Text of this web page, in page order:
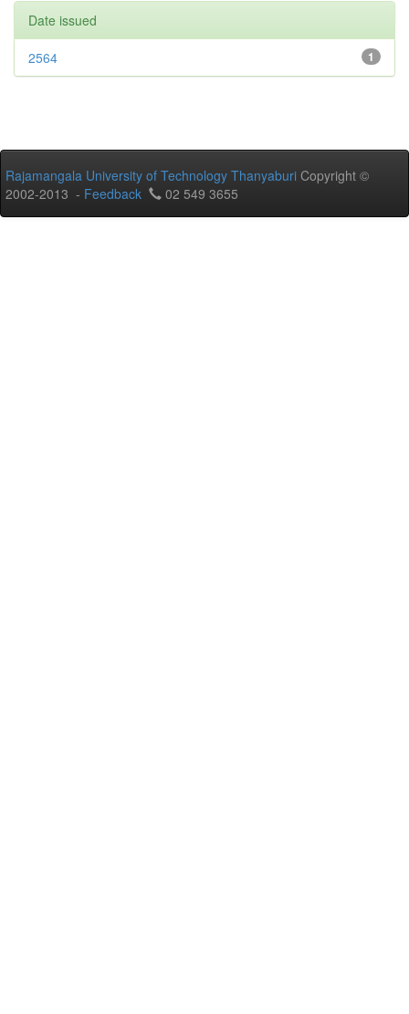
Date issued
1
2564
Rajamangala University of Technology Thanyaburi Copyright ©
2002-2013 - Feedback 02 549 3655